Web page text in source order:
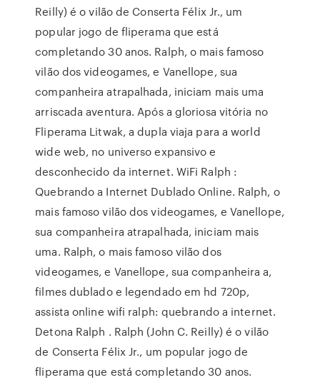
Reilly) é o vilão de Conserta Félix Jr., um
popular jogo de fliperama que está
completando 30 anos. Ralph, o mais famoso
vilão dos videogames, e Vanellope, sua
companheira atrapalhada, iniciam mais uma
arriscada aventura. Após a gloriosa vitória no
Fliperama Litwak, a dupla viaja para a world
wide web, no universo expansivo e
desconhecido da internet. WiFi Ralph :
Quebrando a Internet Dublado Online. Ralph, o
mais famoso vilão dos videogames, e Vanellope,
sua companheira atrapalhada, iniciam mais
uma. Ralph, o mais famoso vilão dos
videogames, e Vanellope, sua companheira a,
filmes dublado e legendado em hd 720p,
assista online wifi ralph: quebrando a internet.
Detona Ralph . Ralph (John C. Reilly) é o vilão
de Conserta Félix Jr., um popular jogo de
fliperama que está completando 30 anos.